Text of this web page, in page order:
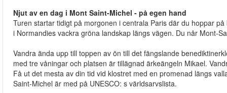
Njut av en dag i Mont Saint-Michel - på egen hand
Turen startar tidigt på morgonen i centrala Paris där du hoppar
i Normandies vackra gröna landskap längs vägen. Du når Mont-
Vandra ända upp till toppen av ön till det fängslande
med tre våningar och platsen är tillägnad ärkeängeln Mikael.
Få ut det mesta av din tid vid klostret med en promenad längs
Saint-Michel är med på UNESCO: s världsarvslista.